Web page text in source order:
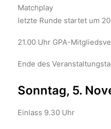
Matchplay
letzte Runde startet um
21.00 Uhr GPA-
Ende des
Sonntag, 5.
Einlass 9.30 Uhr